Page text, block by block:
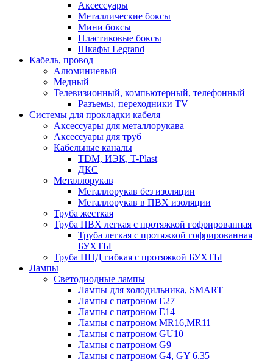
Аксессуары
Металлические боксы
Мини боксы
Пластиковые боксы
Шкафы Legrand
Кабель, провод
Алюминиевый
Медный
Телевизионный, компьютерный, телефонный
Разъемы, переходники TV
Системы для прокладки кабеля
Аксессуары для металлорукава
Аксессуары для труб
Кабельные каналы
TDM, ИЭК, T-Plast
ДКС
Металлорукав
Металлорукав без изоляции
Металлорукав в ПВХ изоляции
Труба жесткая
Труба ПВХ легкая с протяжкой гофрированная
Труба легкая с протяжкой гофрированная
БУХТЫ
Труба ПНД гибкая с протяжкой БУХТЫ
Лампы
Светодиодные лампы
Лампы для холодильника, SMART
Лампы с патроном E27
Лампы с патроном Е14
Лампы с патроном MR16,MR11
Лампы с патроном GU10
Лампы с патроном G9
Лампы с патроном G4, GY 6.35